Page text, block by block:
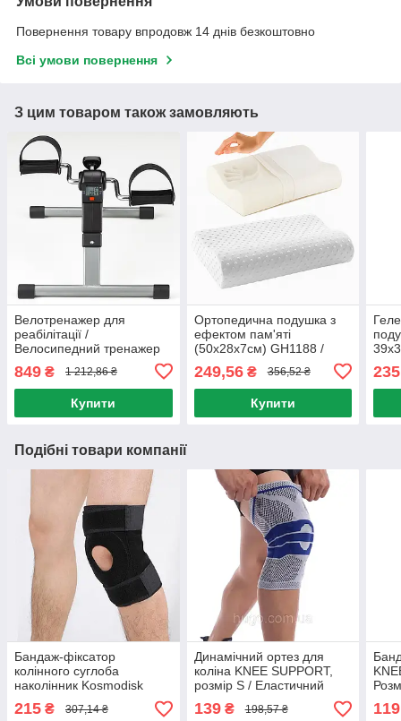
Повернення товару впродовж 14 днів безкоштовно
Всі умови повернення
З цим товаром також замовляють
Велотренажер для
реабілітації /
Велосипедний тренажер
велосипед
849 ₴ 1 212,86 ₴
Купити
Ортопедична подушка з
ефектом пам'яті
(50х28х7см) GH1188 /
Анатомічна подушка для
підтримки шиї
249,56₴ 356,52 ₴
Купити
Подібні товари компанії
Бандаж-фіксатор
колінного суглоба
наколінник Kosmodisk
Support / Наколінник з
фіксацією колінної чашки
215 ₴ 307,14 ₴
Динамічний ортез для
коліна KNEE SUPPORT,
розмір S / Еластичний
фіксатор для коліна /
Бандаж для коліна
139₴ 198,57 ₴